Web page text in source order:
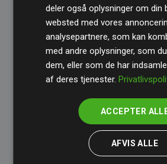
Standard– en international
kvalitet og gennemsigtighed i
Du kan læse mere om de
initiativet Websites, der støtter
deler også oplysninger om din
websted med vores
analysepartnere, som kan
med andre oplysninger, som
dem, eller som de har
af deres tjenester.
ACCEPTER
AFVIS ALLE